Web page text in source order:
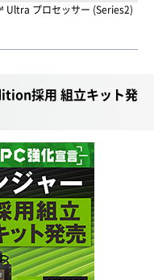
プロセッサー (Series2)
採用 組立キット発